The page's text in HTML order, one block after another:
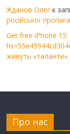
Жданов Олег к
російської
Get free iPhone
живуть «таланти».
Про нас